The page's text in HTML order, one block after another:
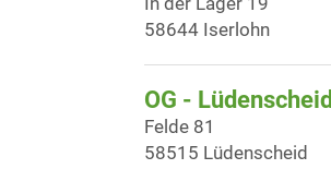
58644 Iserlohn
OG - Lüdenscheid
Felde 81
58515 Lüdenscheid